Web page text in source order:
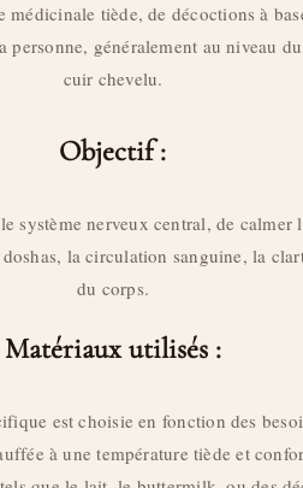
tiède, de décoctions à
personne, généralement au niveau
cuir chevelu.
Objectif :
système nerveux central, de calmer
la circulation sanguine, la
du corps.
Matériaux utilisés :
est choisie en fonction des
à une température tiède et